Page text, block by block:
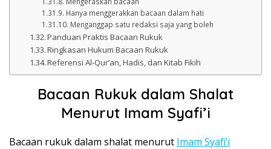
Hanya menggerakkan bacaan dalam hati
Menganggap satu redaksi saja yang boleh
Panduan Praktis Bacaan Rukuk
Ringkasan Hukum Bacaan Rukuk
Referensi Al-Qur’an, Hadis, dan Kitab Fikih
Bacaan Rukuk dalam Shalat
Menurut Imam Syafi’i
Bacaan rukuk dalam shalat menurut Imam Syafi’i